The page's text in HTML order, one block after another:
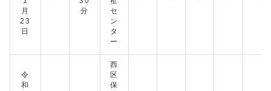
月
23
日
分
セ
ン
タ
ー
令
和
西
区
保